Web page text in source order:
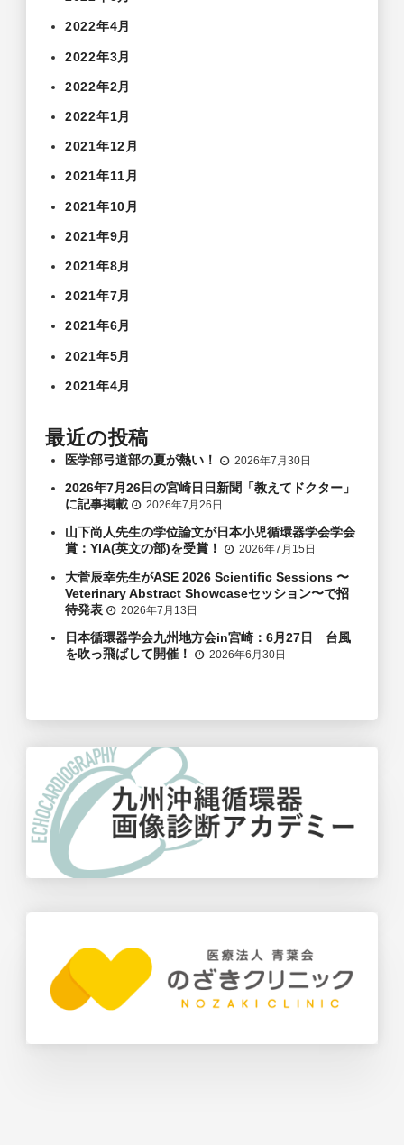
2022年4月
2022年3月
2022年2月
2022年1月
2021年12月
2021年11月
2021年10月
2021年9月
2021年8月
2021年7月
2021年6月
2021年5月
2021年4月
最近の投稿
医学部弓道部の夏が熱い！ 2026年7月30日
2026年7月26日の宮崎日日新聞「教えてドクター」
に記事掲載
2026年7月26日
山下尚人先生の学位論文が日本小児循環器学会学会
賞：YIA(英文の部)を受賞！
2026年7月15日
大菅辰幸先生がASE 2026 Scientific Sessions 〜
Veterinary Abstract Showcaseセッション〜で招
待発表
2026年7月13日
日本循環器学会九州地方会in宮崎：6月27日 台風
を吹っ飛ばして開催！
2026年6月30日